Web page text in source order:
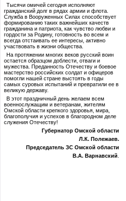
Тысячи омичей сегодня исполняют
гражданский долг в рядах армии и флота.
Служба в Вооруженных Силах способствует
формированию таких важнейших качеств
гражданина и патриота, как чувство любви и
гордости за Родину, готовность во всем и
всегда отстаивать ее интересы, активно
участвовать в жизни общества.
На протяжении многих веков русский воин
остается образцом доблести, отваги и
мужества. Преданность Отечеству и боевое
мастерство российских солдат и офицеров
помогли нашей стране выстоять в годы
самых суровых испытаний и превратили ее в
великую державу.
В этот праздничный день желаем всем
военнослужащим и ветеранам, жителям
Омской области крепкого здоровья, мира,
благополучия и успехов в благородном деле
служения Отечеству!
Губернатор Омской области
Л.К. Полежаев.
Председатель ЗС Омской области
В.А. Варнавский